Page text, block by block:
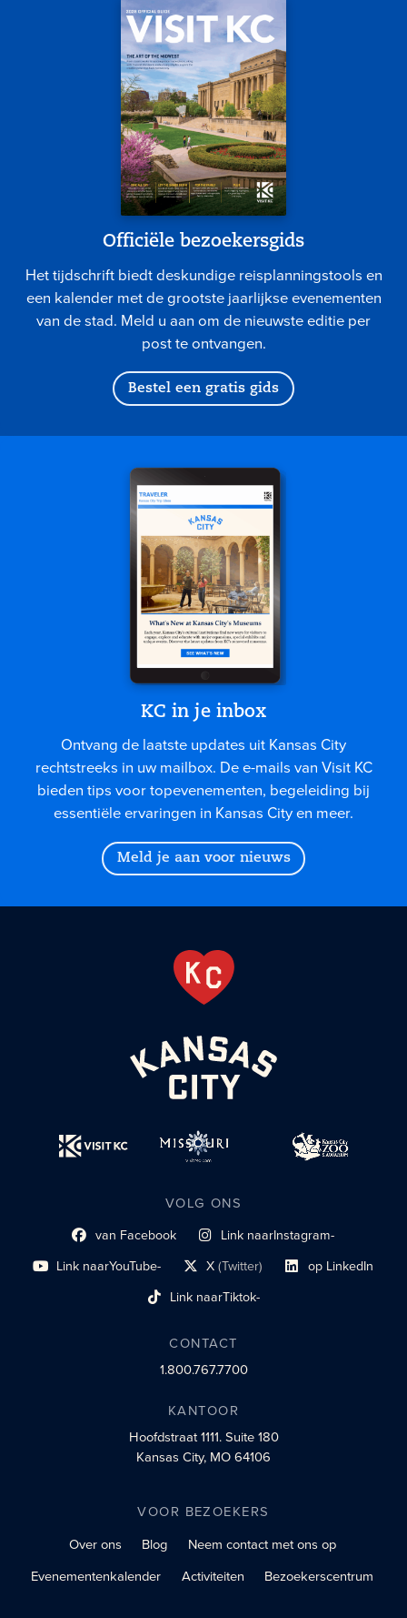
Officiële bezoekersgids
Het tijdschrift biedt deskundige reisplanningstools en
een kalender met de grootste jaarlijkse evenementen
van de stad. Meld u aan om de nieuwste editie per
post te ontvangen.
Bestel een gratis gids
KC in je inbox
Ontvang de laatste updates uit Kansas City
rechtstreeks in uw mailbox. De e-mails van Visit KC
bieden tips voor topevenementen, begeleiding bij
essentiële ervaringen in Kansas City en meer.
Meld je aan voor nieuws
VOLG ONS
Link naar sociaal profiel
van Facebook Link naarInstagram-
sociaal profiel
Link naarYouTube-
sociaal profiel X(Twitter)
sociaal profiellink Link naar sociaal
op LinkedIn
Link naarTiktok-
sociaalprofiel
CONTACT
1.800.767.7700
KANTOOR
Hoofdstraat 1111.Suite 180
Kansas City, MO 64106
VOOR BEZOEKERS
Over ons
Blog
Neem contact met ons op
Evenementenkalender
Activiteiten Bezoekerscentrum